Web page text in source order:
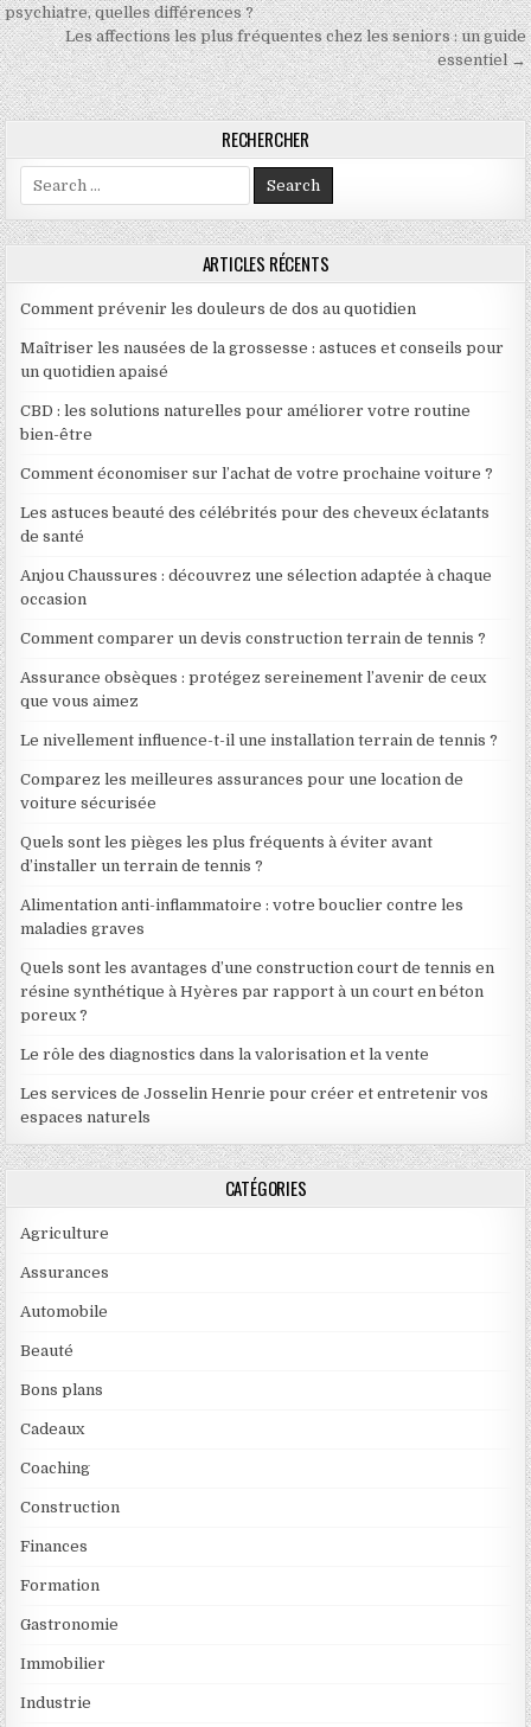
psychiatre, quelles différences ?
Les affections les plus fréquentes chez les seniors : un guide
essentiel →
RECHERCHER
Search for:
ARTICLES RÉCENTS
Comment prévenir les douleurs de dos au quotidien
Maîtriser les nausées de la grossesse : astuces et conseils pour
un quotidien apaisé
CBD : les solutions naturelles pour améliorer votre routine
bien-être
Comment économiser sur l’achat de votre prochaine voiture ?
Les astuces beauté des célébrités pour des cheveux éclatants
de santé
Anjou Chaussures : découvrez une sélection adaptée à chaque
occasion
Comment comparer un devis construction terrain de tennis ?
Assurance obsèques : protégez sereinement l’avenir de ceux
que vous aimez
Le nivellement influence-t-il une installation terrain de tennis ?
Comparez les meilleures assurances pour une location de
voiture sécurisée
Quels sont les pièges les plus fréquents à éviter avant
d’installer un terrain de tennis ?
Alimentation anti-inflammatoire : votre bouclier contre les
maladies graves
Quels sont les avantages d’une construction court de tennis en
résine synthétique à Hyères par rapport à un court en béton
poreux ?
Le rôle des diagnostics dans la valorisation et la vente
Les services de Josselin Henrie pour créer et entretenir vos
espaces naturels
CATÉGORIES
Agriculture
Assurances
Automobile
Beauté
Bons plans
Cadeaux
Coaching
Construction
Finances
Formation
Gastronomie
Immobilier
Industrie